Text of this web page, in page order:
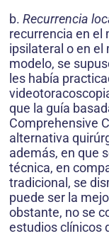
b. Recurrencia
recurrencia en el
ipsilateral o en el
modelo, se
les había
que la guía
Comprehensive
alternativa
además, en que
técnica, en
tradicional, se
puede ser la
obstante, no se
estudios clínicos